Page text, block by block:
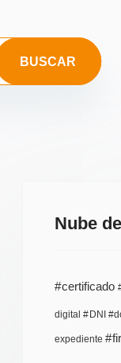
Nube
certificado
digital DNI
expediente